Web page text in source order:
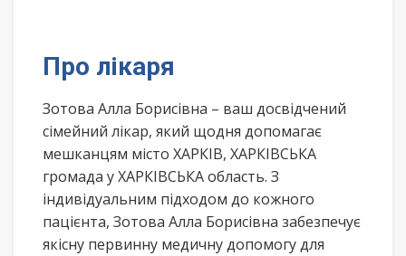
Про лікаря
Зотова Алла Борисівна – ваш досвідчений
сімейний лікар, який щодня допомагає
мешканцям місто ХАРКІВ, ХАРКІВСЬКА
громада у ХАРКІВСЬКА область. З
індивідуальним підходом до кожного
пацієнта, Зотова Алла Борисівна забезпечує
якісну первинну медичну допомогу для